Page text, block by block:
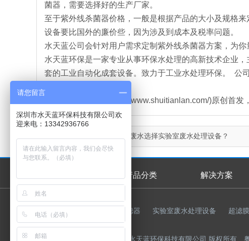
菌器，需要选择好的生产厂家。
至于紫外线杀菌器价格，一般是根据产品的大小及规格
设备要比国外的廉价些，因为涉及到成本及税率问题。
水天蓝公司会针对用户需求定制紫外线杀菌器方案，为
水天蓝环保是一家专业从事环保水处理的高新技术企业
套的工业自动化成套设备。致力于工业水处理环保。 公
本文由水天蓝环保(http://www.shuitianlan.com/)原创首
如何根据实验室废水选择实验室废水处理设备？
产品分类 解决方案
首页幻灯
友情链接： 过滤器 实验室废水处理设备 超滤
Copyright © 2015-2023 深圳市水天蓝环保科技有限公司 版权所有
请您留言
深圳市水天蓝环保科技有限公司欢
迎来电：13342936766